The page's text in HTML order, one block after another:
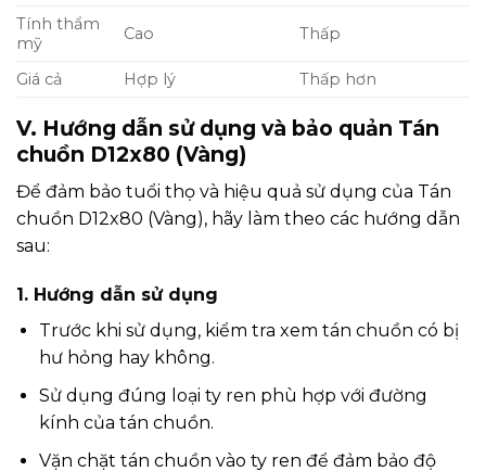
Tính thẩm
mỹ
Cao Thấp
Giá cả Hợp lý Thấp hơn
V. Hướng dẫn sử dụng và bảo quản Tán
chuồn D12x80 (Vàng)
Để đảm bảo tuổi thọ và hiệu quả sử dụng của Tán
chuồn D12x80 (Vàng), hãy làm theo các hướng dẫn
sau:
1. Hướng dẫn sử dụng
Trước khi sử dụng, kiểm tra xem tán chuồn có bị
hư hỏng hay không.
Sử dụng đúng loại ty ren phù hợp với đường
kính của tán chuồn.
Vặn chặt tán chuồn vào ty ren để đảm bảo độ